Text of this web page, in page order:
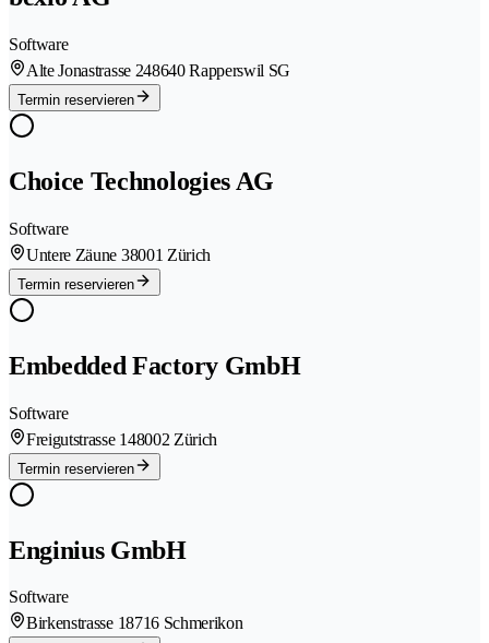
Software
Alte Jonastrasse 248640 Rapperswil SG
Termin reservieren
Choice Technologies AG
Software
Untere Zäune 38001 Zürich
Termin reservieren
Embedded Factory GmbH
Software
Freigutstrasse 148002 Zürich
Termin reservieren
Enginius GmbH
Software
Birkenstrasse 18716 Schmerikon